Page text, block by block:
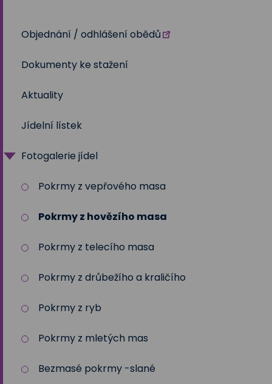
Objednání / odhlášení obědů
Dokumenty ke stažení
Aktuality
Jídelní lístek
Fotogalerie jídel
Pokrmy z vepřového masa
Pokrmy z hovězího masa
Pokrmy z telecího masa
Pokrmy z drůbežího a kraličího
Pokrmy z ryb
Pokrmy z mletých mas
Bezmasé pokrmy -slané